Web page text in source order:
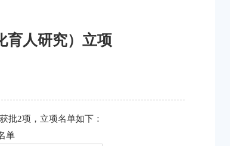
育人研究）立项
批2项，立项名单如下：
单